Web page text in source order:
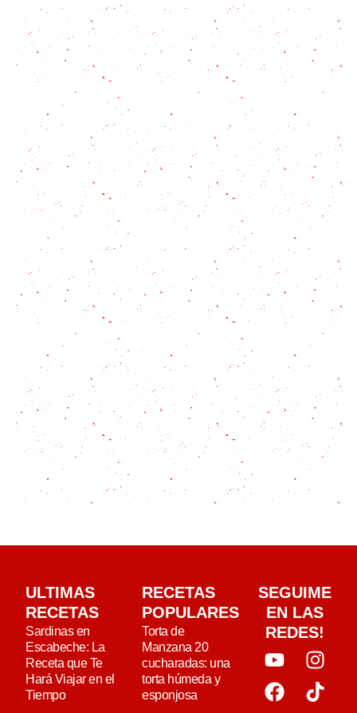
Estofado de Carne: Premio al mejor estofado
Conejo al horno: Todos los trucos para que salga
jugoso y sabroso como el de la abuela
Hígado Encebollado: La Receta Tradicional que
Nunca Falla en solo 4 pasos!
El mejor corte para asados, guisos y estofados
infalibles: redondo de ternera
ULTIMAS
RECETAS
Sardinas en
Escabeche: La
Receta que Te
Hará Viajar en el
Tiempo
RECETAS
POPULARES
Torta de
Manzana 20
cucharadas: una
torta húmeda y
esponjosa
SEGUIME
EN LAS
REDES!